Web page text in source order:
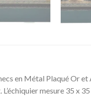
en Métal Plaqué Or
mesure 35 x